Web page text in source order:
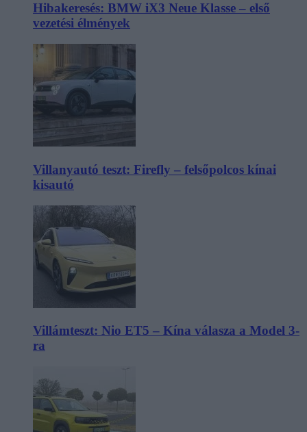
Hibakeresés: BMW iX3 Neue Klasse – első
vezetési élmények
Villanyautó teszt: Firefly – felsőpolcos kínai
kisautó
Villámteszt: Nio ET5 – Kína válasza a Model 3-
ra